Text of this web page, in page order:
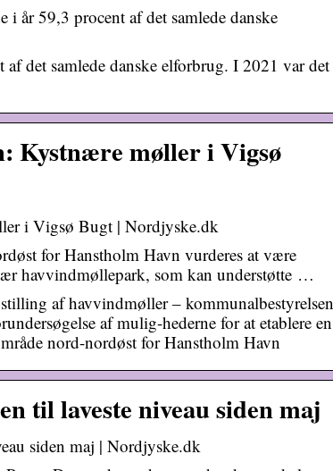
år 59,3 procent af det samlede danske
det samlede danske elforbrug. I 2021 var det
Kystnære møller i Vigsø
i Vigsø Bugt | Nordjyske.dk
for Hanstholm Havn vurderes at være
havvindmøllepark, som kan understøtte …
af havvindmøller – kommunalbestyrelsen
af mulig-hederne for at etablere en
nord-nordøst for Hanstholm Havn
til laveste niveau siden maj
siden maj | Nordjyske.dk